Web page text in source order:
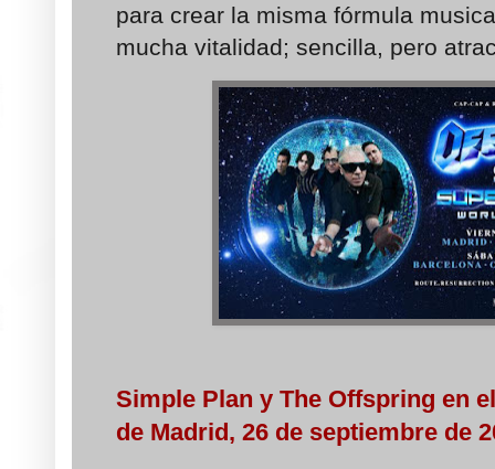
para crear la misma fórmula
mucha vitalidad; sencilla, pero
Simple Plan y The Offspring en
de Madrid, 26 de septiembre de